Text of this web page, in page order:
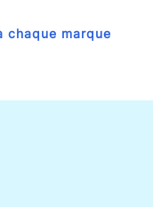
chaque marque